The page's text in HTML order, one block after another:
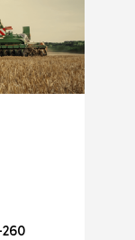
260